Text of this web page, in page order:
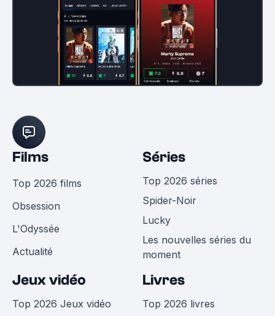
Films
Top 2026 films
Obsession
L'Odyssée
Actualité
Séries
Top 2026 séries
Spider-Noir
Lucky
Les nouvelles séries du
moment
Jeux vidéo
Top 2026 Jeux vidéo
Livres
Top 2026 livres